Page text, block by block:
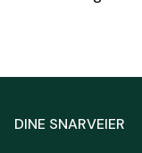
DINE SNARVEIER